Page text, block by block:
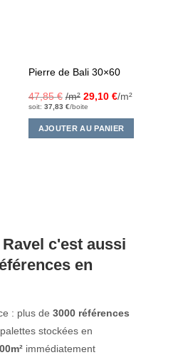
Pierre de Bali 30×60
47,85€ /m² 29,10 €/m²
soit: 37,83 €/boite
AJOUTER AU PANIER
c'est aussi
en
: plus de3000 références
stockées en
immédiatement